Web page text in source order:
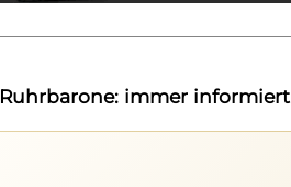
Ruhrbarone: immer informiert